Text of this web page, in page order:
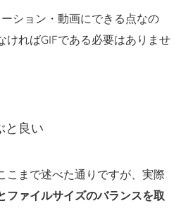
ション・動画にできる点なの
ければGIFである必要はありませ
と良い
こまで述べた通りですが、実際
ファイルサイズのバランスを取